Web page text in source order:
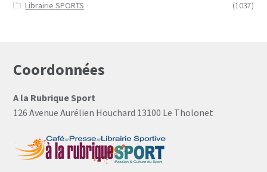
Librairie SPORTS (1037)
Coordonnées
A la Rubrique Sport
126 Avenue Aurélien Houchard 13100 Le Tholonet